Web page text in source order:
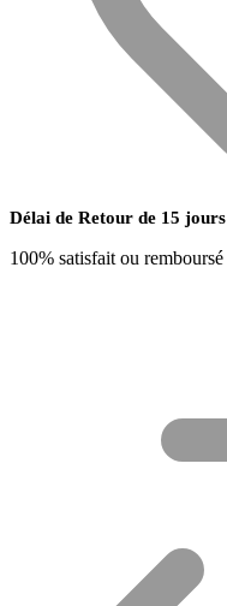
Délai de Retour de 15 jours
100% satisfait ou remboursé